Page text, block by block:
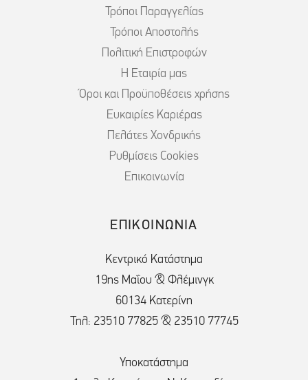
Τρόποι Παραγγελίας
Τρόποι Αποστολής
Πολιτική Επιστροφών
Η Εταιρία μας
Όροι και Προϋποθέσεις χρήσης
Ευκαιρίες Καριέρας
Πελάτες Χονδρικής
Ρυθμίσεις Cookies
Επικοινωνία
ΕΠΙΚΟΙΝΩΝΙΑ
Κεντρικό Κατάστημα
19ης Μαΐου & Φλέμινγκ
60134 Κατερίνη
Τηλ: 23510 77825 & 23510 77745
Υποκατάστημα